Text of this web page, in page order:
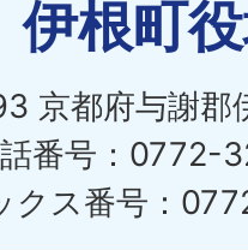
伊根町
京都府与謝郡
番号：0772-
クス番号：